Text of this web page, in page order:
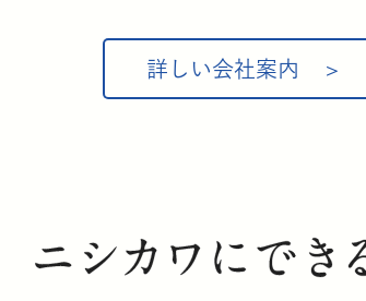
詳しい会社案内